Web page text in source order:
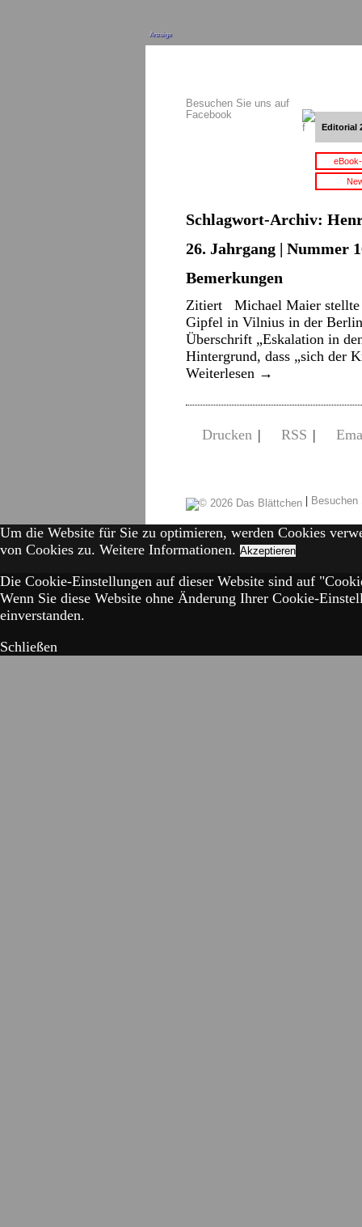
Anzeige
Besuchen Sie uns auf
Facebook
Editorial
Schlagwort-Archiv:
26. Jahrgang | Nummer
Bemerkungen
Zitiert Michael Maier stellte
Gipfel in Vilnius in der
Überschrift „Eskalation in
Hintergrund, dass „sich der
Weiterlesen →
Drucken | RSS |
|
Um die Website für Sie zu optimieren, werden Cookies
von Cookies zu. Weitere Informationen. Akzeptieren
Die Cookie-Einstellungen auf dieser Website sind auf
Wenn Sie diese Website ohne Änderung Ihrer Cookie-
einverstanden.
Schließen